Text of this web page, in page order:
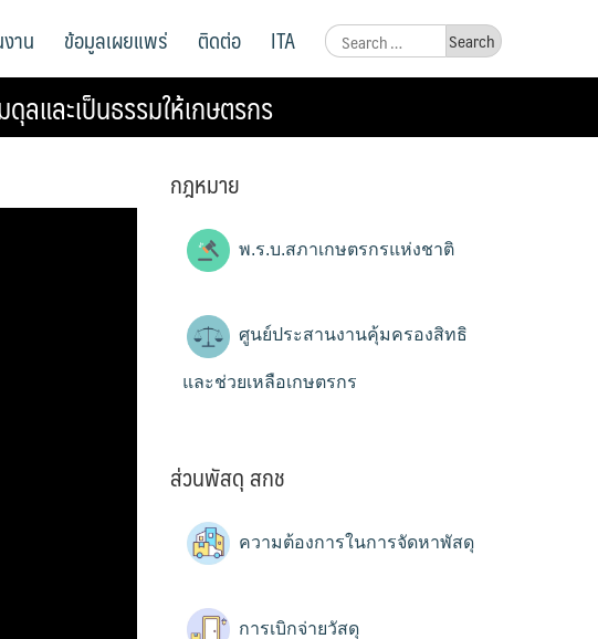
Search
for:
าน ข้อมูลเผยแพร่ ติดต่อ ITA
ลและเป็นธรรมให้เกษตรกร
กฎหมาย
พ.ร.บ.สภาเกษตรกรแห่งชาติ
ศูนย์ประสานงานคุ้มครองสิทธิ
และช่วยเหลือเกษตรกร
ส่วนพัสดุ สกช
ความต้องการในการจัดหาพัสดุ
การเบิกจ่ายวัสดุ